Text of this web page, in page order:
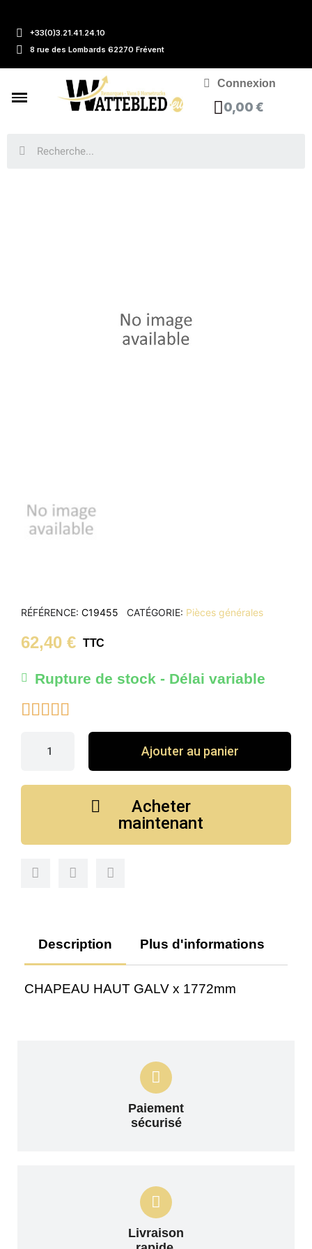
+33(0)3.21.41.24.10
8 rue des Lombards 62270 Frévent
Connexion
0,00 €
RÉFÉRENCE C19455 CATÉGORIE Pièces générales
62,40 € TTC
Rupture de stock - Délai variable

Ajouter au panier
Acheter
maintenant
Description Plus d'informations
CHAPEAU HAUT GALV x 1772mm
Paiement
sécurisé
Livraison